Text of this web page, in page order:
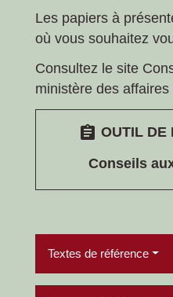
Les papiers à
où vous souhaitez
Consultez le site
ministère des
assignment OUTIL DE
Conseils
Textes de référence